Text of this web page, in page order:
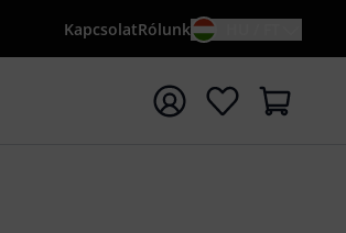
KapcsolatRólunk
keresőszóval